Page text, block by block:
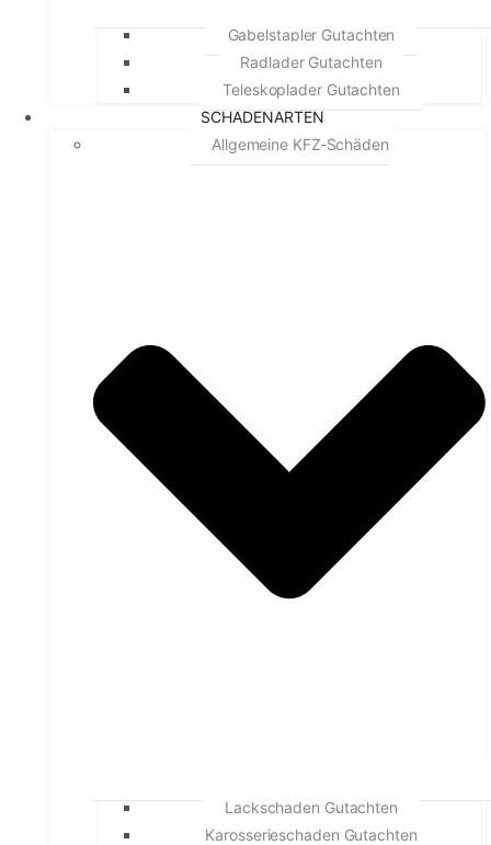
Gabelstapler Gutachten
Radlader Gutachten
Teleskoplader Gutachten
SCHADENARTEN
Allgemeine KFZ-Schäden
Lackschaden Gutachten
Karosserieschaden Gutachten